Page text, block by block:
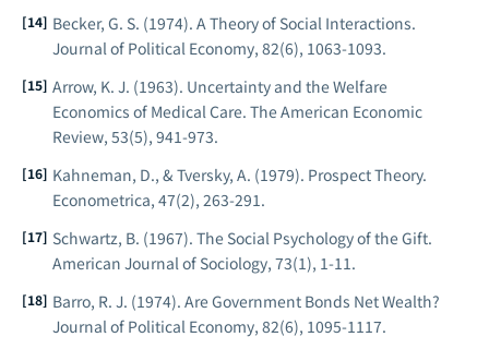
Becker, G. S. (1974). A Theory of Social Interactions.
Journal of Political Economy, 82(6), 1063-1093.
Arrow, K. J. (1963). Uncertainty and the Welfare
Economics of Medical Care. The American Economic
Review, 53(5), 941-973.
Kahneman, D., & Tversky, A. (1979). Prospect Theory.
Econometrica, 47(2), 263-291.
Schwartz, B. (1967). The Social Psychology of the Gift.
American Journal of Sociology, 73(1), 1-11.
Barro, R. J. (1974). Are Government Bonds Net Wealth?
Journal of Political Economy, 82(6), 1095-1117.